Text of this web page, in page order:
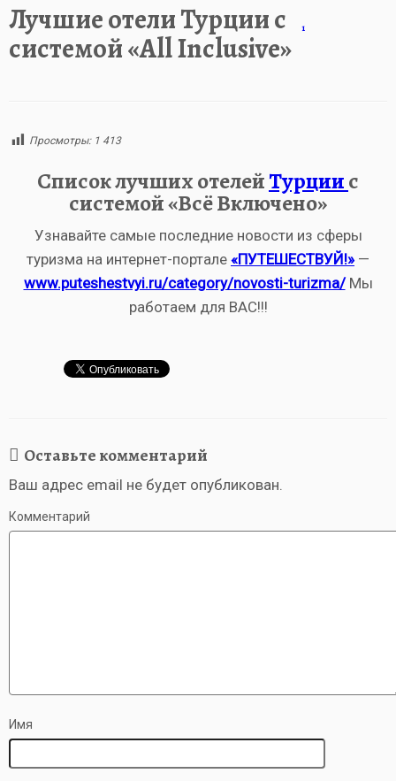
Лучшие отели Турции с
системой «All Inclusive»
1
Просмотры: 1 413
Список лучших отелейТурциис
системой «Всё Включено»
Узнавайте самые последние новости из сферы
туризма на интернет-портале «ПУТЕШЕСТВУЙ!» —
www.puteshestvyi.ru/category/novosti-turizma/Мы
работаем для ВАС!!!
Оставьте комментарий
Ваш адрес email не будет опубликован.
Комментарий
Имя